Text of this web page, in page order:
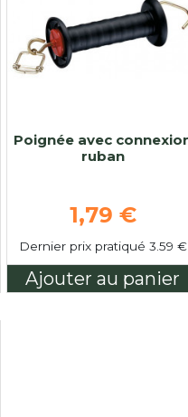
Poignée avec
ruban
Prix de
1,79 €
Dernier prix pratiqué 3.59 €
Ajouter au panier